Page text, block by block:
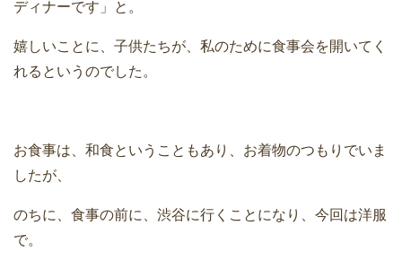
ディナーです」と。
嬉しいことに、子供たちが、私のために食事会を開いてく
れるというのでした。
お食事は、和食ということもあり、お着物のつもりでいま
したが、
のちに、食事の前に、渋谷に行くことになり、今回は洋服
で。